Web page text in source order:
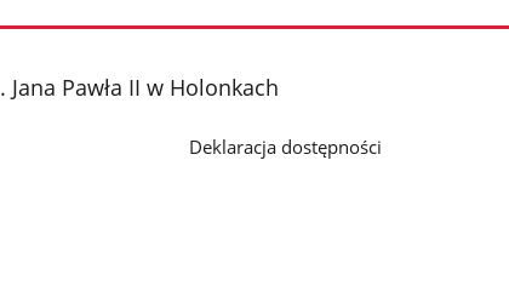
Pawła II w Holonkach
Deklaracja dostępności